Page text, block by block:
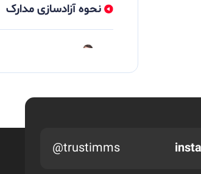
نحوه آزادسازی مدارک
ارشد مجدد بهتر است یا
@trustimms